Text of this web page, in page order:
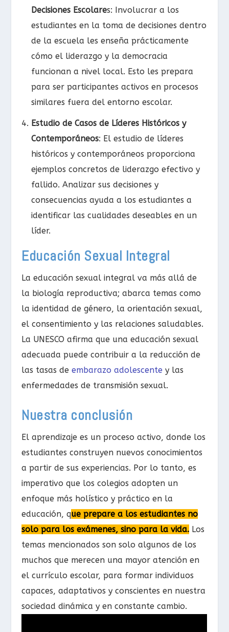
Decisiones Escolares: Involucrar a los
estudiantes en la toma de decisiones dentro
de la escuela les enseña prácticamente
cómo el liderazgo y la democracia
funcionan a nivel local. Esto les prepara
para ser participantes activos en procesos
similares fuera del entorno escolar.
Estudio de Casos de Líderes Históricos y
Contemporáneos: El estudio de líderes
históricos y contemporáneos proporciona
ejemplos concretos de liderazgo efectivo y
fallido. Analizar sus decisiones y
consecuencias ayuda a los estudiantes a
identificar las cualidades deseables en un
líder.
Educación Sexual Integral
La educación sexual integral va más allá de
la biología reproductiva; abarca temas como
la identidad de género, la orientación sexual,
el consentimiento y las relaciones saludables.
La UNESCO afirma que una educación sexual
adecuada puede contribuir a la reducción de
las tasas deembarazo adolescente y las
enfermedades de transmisión sexual.
Nuestra conclusión
El aprendizaje es un proceso activo, donde los
estudiantes construyen nuevos conocimientos
a partir de sus experiencias. Por lo tanto, es
imperativo que los colegios adopten un
enfoque más holístico y práctico en la
educación, que prepare a los estudiantes no
solo para los exámenes, sino para la vida. Los
temas mencionados son solo algunos de los
muchos que merecen una mayor atención en
el currículo escolar, para formar individuos
capaces, adaptativos y conscientes en nuestra
sociedad dinámica y en constante cambio.